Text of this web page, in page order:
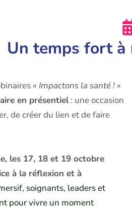
Un temps fort à
« Impactons la santé ! »
en présentiel: une occasion
de créer du lien et de faire
les 17, 18 et 19 octobre
à la réflexion et à
soignants, leaders et
pour vivre un moment